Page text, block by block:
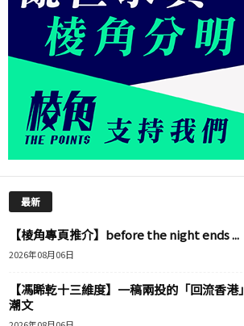
最新
【棱角專頁推介】before the night ends ...
2026年08月06日
【馮睎乾十三維度】一稿兩投的「回流香港」
潮文